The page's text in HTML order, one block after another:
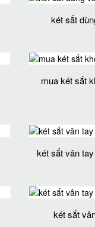
két sắt
mua két sắt
két sắt vân
két sắt